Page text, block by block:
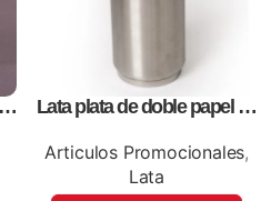
Lata plata de doble papel de
impresión full color
Articulos Promocionales,
Lata